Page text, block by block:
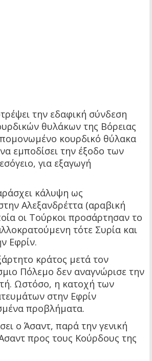
την εδαφική σύνδεση
θυλάκων της Βόρειας
κουρδικό θύλακα
εμποδίσει την έξοδο των
για εξαγωγή
κάλυψη ως
Αλεξανδρέττα (αραβική
οι Τούρκοι προσάρτησαν το
τότε Συρία και
Εφρίν.
κράτος μετά τον
Πόλεμο δεν αναγνώρισε την
Ωστόσο, η κατοχή των
στην Εφρίν
προβλήματα.
ο Άσαντ, παρά την γενική
προς τους Κούρδους της